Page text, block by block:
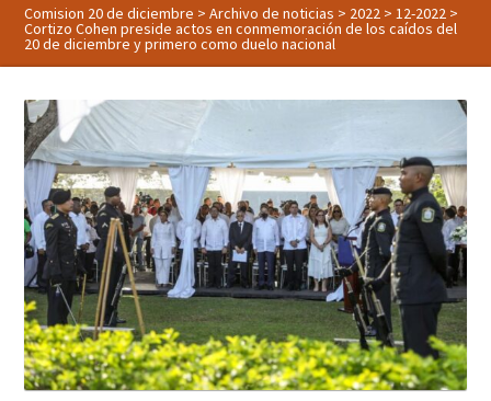
Comision 20 de diciembre >Archivo de noticias > 2022 >12-2022 >
Cortizo Cohen preside actos en conmemoración de los caídos del
20 de diciembre y primero como duelo nacional